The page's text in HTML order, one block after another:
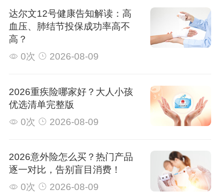
达尔文12号健康告知解读：高
血压、肺结节投保成功率高不
高？
0次
2026-08-09
2026重疾险哪家好？大人小孩
优选清单完整版
0次
2026-08-09
2026意外险怎么买？热门产品
逐一对比，告别盲目消费！
0次
2026-08-09